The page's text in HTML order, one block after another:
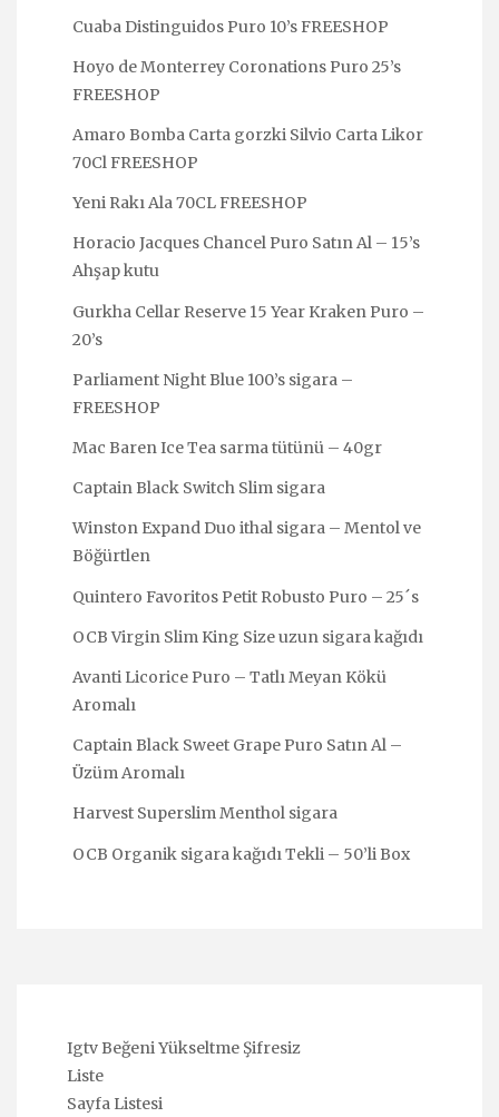
Cuaba Distinguidos Puro 10’s FREESHOP
Hoyo de Monterrey Coronations Puro 25’s
FREESHOP
Amaro Bomba Carta gorzki Silvio Carta Likor
70Cl FREESHOP
Yeni Rakı Ala 70CL FREESHOP
Horacio Jacques Chancel Puro Satın Al – 15’s
Ahşap kutu
Gurkha Cellar Reserve 15 Year Kraken Puro –
20’s
Parliament Night Blue 100’s sigara –
FREESHOP
Mac Baren Ice Tea sarma tütünü – 40gr
Captain Black Switch Slim sigara
Winston Expand Duo ithal sigara – Mentol ve
Böğürtlen
Quintero Favoritos Petit Robusto Puro – 25´s
OCB Virgin Slim King Size uzun sigara kağıdı
Avanti Licorice Puro – Tatlı Meyan Kökü
Aromalı
Captain Black Sweet Grape Puro Satın Al –
Üzüm Aromalı
Harvest Superslim Menthol sigara
OCB Organik sigara kağıdı Tekli – 50’li Box
Igtv Beğeni Yükseltme Şifresiz
Liste
Sayfa Listesi